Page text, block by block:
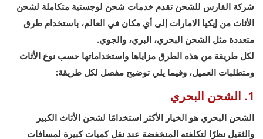
شركة الفارس للشحن تقدم خدمات شحن لوجستية متكاملة لشحن
الأثاث من إيكيا الامارات إلى أي مكان في العالم، باستخدام طرق
متعددة مثل الشحن البحري، البري، والجوي.
لكل طريقة من هذه الطرق مزاياها واستخداماتها حسب نوع الأثاث
ومتطلبات العميل، وفيما يلي توضيح مفصل لكل طريقة:
1. الشحن البحري
الشحن البحري هو الخيار الأكثر استخدامًا لشحن الأثاث الكبير
والثقيل نظرًا لتكلفته المنخفضة عند نقل كميات كبيرة لمسافات